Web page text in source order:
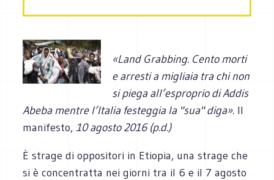
«Land Grabbing. Cento morti
e arresti a migliaia tra chi non
si piega all’esproprio di Addis
Abeba mentre l’Italia festeggia la "sua" diga». Il
manifesto,10 agosto 2016 (p.d.)
È strage di oppositori in Etiopia, una strage che
si è concentratta nei giorni tra il 6 e il 7 agosto